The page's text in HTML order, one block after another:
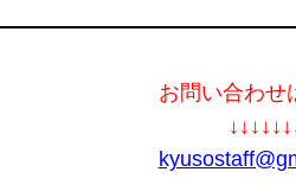
お問い合わせ